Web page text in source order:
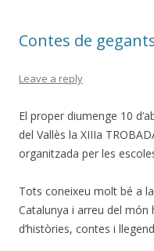
Contes de
Leave a reply
El proper diumenge 10
del Vallès la XIIIa
organitzada per les
Tots coneixeu molt bé a
Catalunya i arreu del
d’històries, contes i